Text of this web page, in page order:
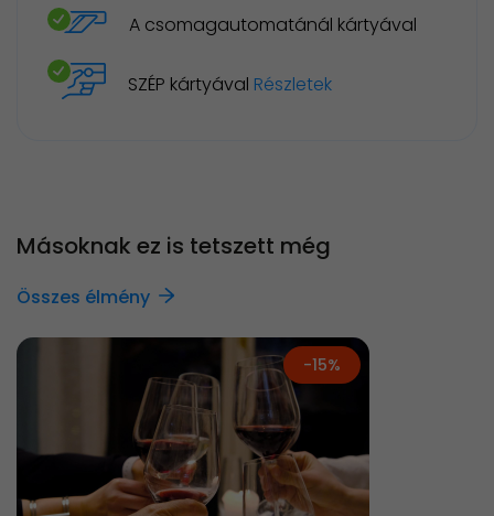
A csomagautomatánál kártyával
SZÉP kártyával Részletek
Másoknak ez is tetszett még
Összes élmény
-15%